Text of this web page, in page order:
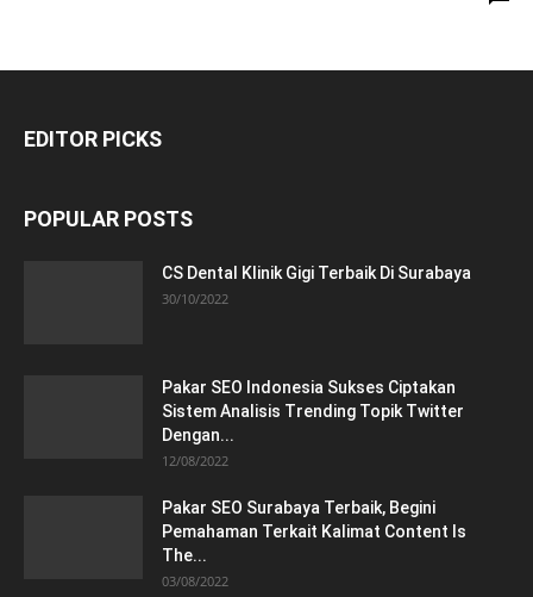
EDITOR PICKS
POPULAR POSTS
CS Dental Klinik Gigi Terbaik Di Surabaya
30/10/2022
Pakar SEO Indonesia Sukses Ciptakan
Sistem Analisis Trending Topik Twitter
Dengan...
12/08/2022
Pakar SEO Surabaya Terbaik, Begini
Pemahaman Terkait Kalimat Content Is
The...
03/08/2022